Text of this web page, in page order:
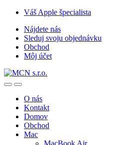
Skip
navigation
Skip
content
Váš Apple špecialista
Nájdete nás
Sleduj svoju objednávku
Obchod
Môj účet
O nás
Kontakt
Domov
Obchod
Mac
MacBook Air